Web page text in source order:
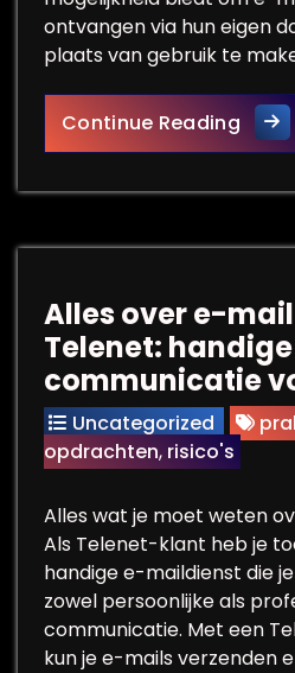
ontvangen via hun eigen
plaats van gebruik te
Continue ReadingAlles
Alles over e-
Telenet: handige
communicatie
Uncategorized
opdrachten, risico's
Alles wat je moet weten
Als Telenet-klant heb je
handige e-maildienst die
zowel persoonlijke als
communicatie. Met een
kun je e-mails verzenden